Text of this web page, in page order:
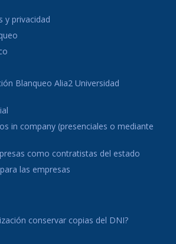
y privacidad
Blanqueo Alia2 Universidad
in company (presenciales o mediante
como contratistas del estado
las empresas
conservar copias del DNI?